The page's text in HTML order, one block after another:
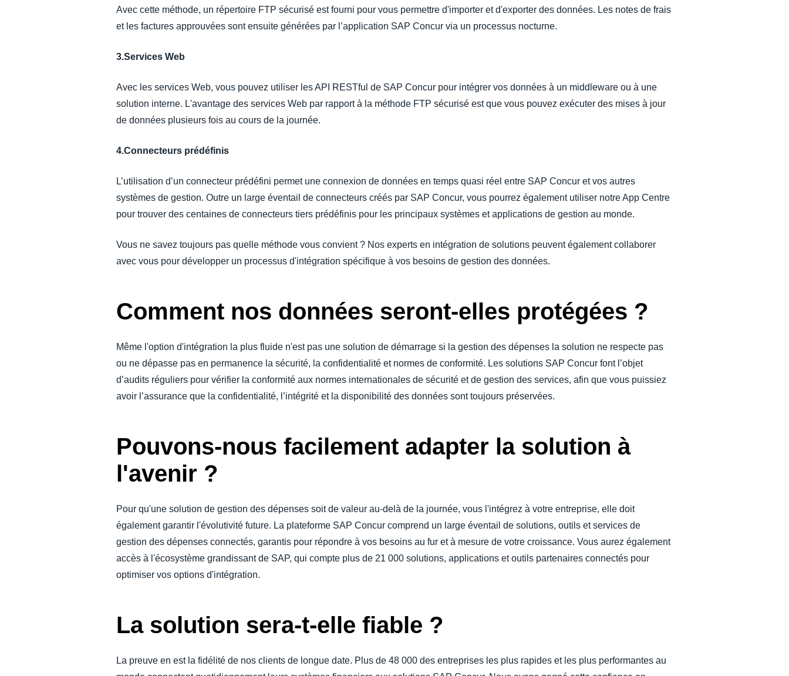
Avec cette méthode, un répertoire FTP sécurisé est fourni pour vous permettre d'importer et d'exporter des données. Les notes de frais
et les factures approuvées sont ensuite générées par l’application SAP Concur via un processus nocturne.
3.Services Web
Avec les services Web, vous pouvez utiliser les API RESTful de SAP Concur pour intégrer vos données à un middleware ou à une
solution interne. L'avantage des services Web par rapport à la méthode FTP sécurisé est que vous pouvez exécuter des mises à jour
de données plusieurs fois au cours de la journée.
4.Connecteurs prédéfinis
L’utilisation d’un connecteur prédéfini permet une connexion de données en temps quasi réel entre SAP Concur et vos autres
systèmes de gestion. Outre un large éventail de connecteurs créés par SAP Concur, vous pourrez également utiliser notre App Centre
pour trouver des centaines de connecteurs tiers prédéfinis pour les principaux systèmes et applications de gestion au monde.
Vous ne savez toujours pas quelle méthode vous convient ? Nos experts en intégration de solutions peuvent également collaborer
avec vous pour développer un processus d'intégration spécifique à vos besoins de gestion des données.
Comment nos données seront-elles protégées ?
Même l'option d'intégration la plus fluide n'est pas une solution de démarrage si la gestion des dépenses la solution ne respecte pas
ou ne dépasse pas en permanence la sécurité, la confidentialité et normes de conformité. Les solutions SAP Concur font l’objet
d’audits réguliers pour vérifier la conformité aux normes internationales de sécurité et de gestion des services, afin que vous puissiez
avoir l’assurance que la confidentialité, l’intégrité et la disponibilité des données sont toujours préservées.
Pouvons-nous facilement adapter la solution à
l'avenir ?
Pour qu'une solution de gestion des dépenses soit de valeur au-delà de la journée, vous l'intégrez à votre entreprise, elle doit
également garantir l'évolutivité future. La plateforme SAP Concur comprend un large éventail de solutions, outils et services de
gestion des dépenses connectés, garantis pour répondre à vos besoins au fur et à mesure de votre croissance. Vous aurez également
accès à l'écosystème grandissant de SAP, qui compte plus de 21 000 solutions, applications et outils partenaires connectés pour
optimiser vos options d'intégration.
La solution sera-t-elle fiable ?
La preuve en est la fidélité de nos clients de longue date. Plus de 48 000 des entreprises les plus rapides et les plus performantes au